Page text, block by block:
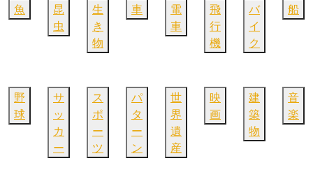
魚
昆
虫
生
き
物
車
電
車
飛
行
機
バ
イ
ク
船
野
球
サ
ッ
カ
ー
ス
ポ
ー
ツ
パ
タ
ー
ン
世
界
遺
産
映
画
建
築
物
音
楽